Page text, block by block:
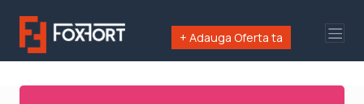
+ Adauga Oferta ta